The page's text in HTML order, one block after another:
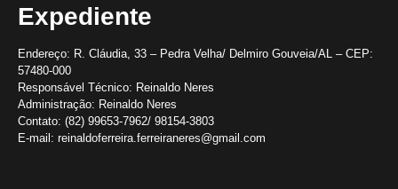
Expediente
Endereço: R. Cláudia, 33 – Pedra Velha/ Delmiro Gouveia/AL – CEP:
57480-000
Responsável Técnico: Reinaldo Neres
Administração: Reinaldo Neres
Contato: (82) 99653-7962/ 98154-3803
E-mail: reinaldoferreira.ferreiraneres@gmail.com